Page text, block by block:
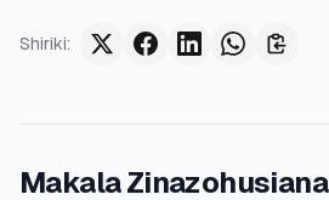
Shiriki:
Makala Zinazohusiana